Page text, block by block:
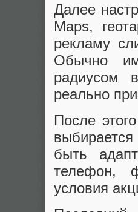
Далее
Maps,
рекламу
Обычно
радиусом
реально
После
быть
телефон,
условия